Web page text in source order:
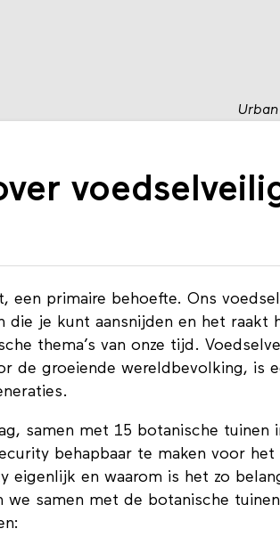
een primaire behoefte. Ons
je kunt aansnijden en het raakt
thema’s van onze tijd.
de groeiende wereldbevolking, is
samen met 15 botanische tuinen
behapbaar te maken voor het
eigenlijk en waarom is het zo
we samen met de botanische